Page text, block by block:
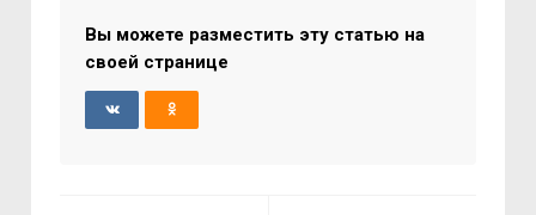
Вы можете разместить эту статью на
своей странице